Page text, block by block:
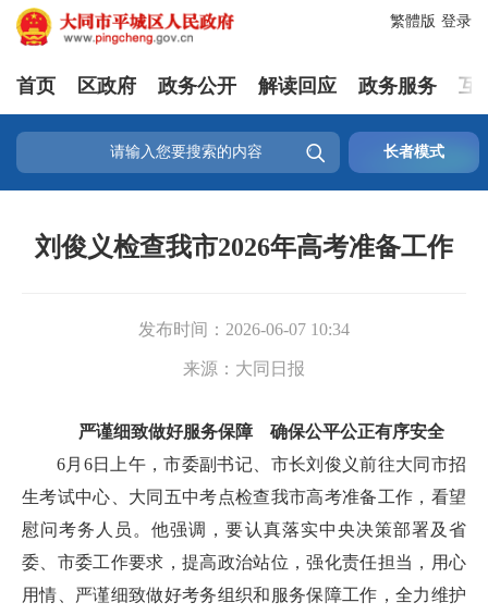
登录
繁體版
首页 区政府 政务公开 解读回应 政务服务 互
 长者模式
刘俊义检查我市2026年高考准备工作
发布时间： 2026-06-07 10:34
来源： 大同日报
严谨细致做好服务保障 确保公平公正有序安全
6月6日上午，市委副书记、市长刘俊义前往大同市招
生考试中心、大同五中考点检查我市高考准备工作，看望
慰问考务人员。他强调，要认真落实中央决策部署及省
委、市委工作要求，提高政治站位，强化责任担当，用心
用情、严谨细致做好考务组织和服务保障工作，全力维护